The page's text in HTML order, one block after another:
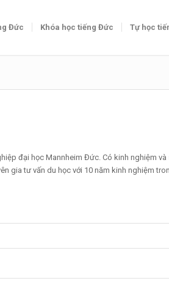
Đức Khóa học tiếng Đức Tự học
đại học Mannheim Đức. Có kinh nghiệm
gia tư vấn du học với 10 năm kinh nghiệm